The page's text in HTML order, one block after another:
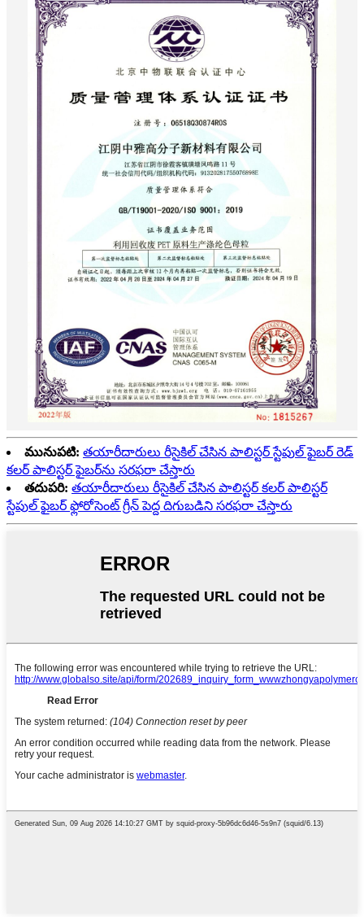
మునుపటి: తయారీదారులు రీసైకిల్ చేసిన పాలిస్టర్ స్టేపుల్ ఫైబర్ రెడ్
కలర్ పాలిస్టర్ ఫైబర్‌ను సరఫరా చేస్తారు
తదుపరి: తయారీదారులు రీసైకిల్ చేసిన పాలిస్టర్ కలర్ పాలిస్టర్
స్టేపుల్ ఫైబర్ ఫ్లోరోసెంట్ గ్రీన్ పెద్ద దిగుబడిని సరఫరా చేస్తారు